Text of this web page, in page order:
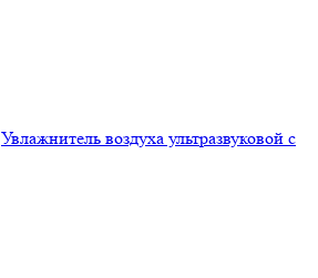
Увлажнитель воздуха ультразвуковой с